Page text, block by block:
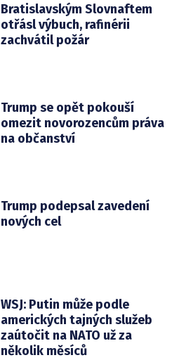
Bratislavským Slovnaftem
otřásl výbuch, rafinérii
zachvátil požár
Trump se opět pokouší
omezit novorozencům práva
na občanství
Trump podepsal zavedení
nových cel
WSJ: Putin může podle
amerických tajných služeb
zaútočit na NATO už za
několik měsíců